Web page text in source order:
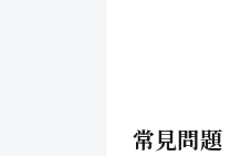
常見問題